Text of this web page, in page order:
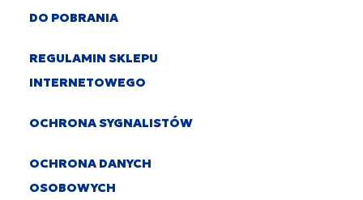
DO POBRANIA
REGULAMIN SKLEPU
INTERNETOWEGO
OCHRONA SYGNALISTÓW
OCHRONA DANYCH
OSOBOWYCH